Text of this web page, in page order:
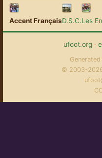
Accent FrançaisD.S.C.Les
ufoot.org·
© 2003-